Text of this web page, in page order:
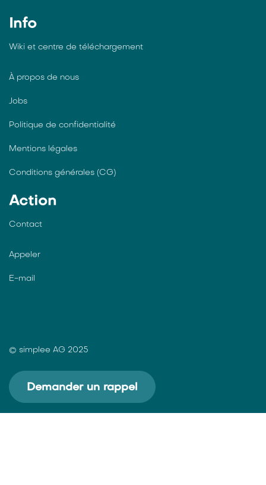
Info
Wiki et centre de téléchargement
À propos de nous
Jobs
Politique de confidentialité
Mentions légales
Conditions générales (CG)
Action
Contact
Appeler
E-mail
© simplee AG 2025
Demander un rappel